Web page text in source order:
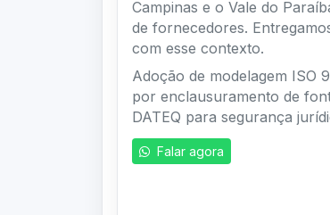
de fornecedores.
com esse contexto.
Adoção de modelagem ISO
por enclausuramento de
DATEQ para segurança